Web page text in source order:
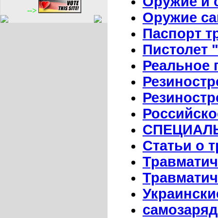
-->
Оружие
Паспорт
Пистолет
Реальное
Статьи о